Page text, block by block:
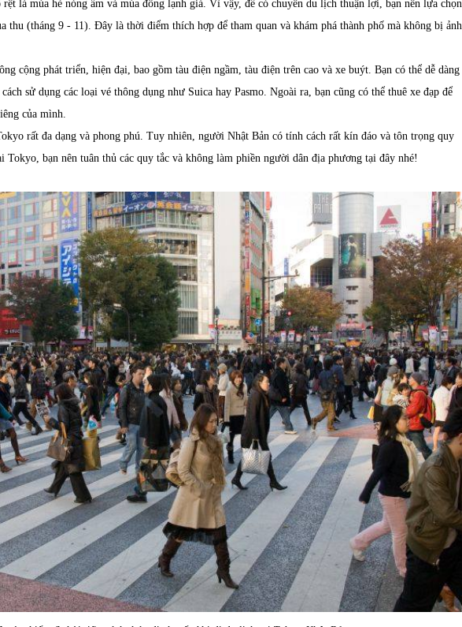
là mùa hè nóng ẩm và mùa đông lạnh giá. Vì vậy, để có chuyến du lịch thuận lợi, bạn nên lựa chọn
thu (tháng 9 - 11). Đây là thời điểm thích hợp để tham quan và khám phá thành phố mà không bị ảnh
cộng phát triển, hiện đại, bao gồm tàu điện ngầm, tàu điện trên cao và xe buýt. Bạn có thể dễ dàng
sử dụng các loại vé thông dụng như Suica hay Pasmo. Ngoài ra, bạn cũng có thể thuê xe đạp để
của mình.
rất đa dạng và phong phú. Tuy nhiên, người Nhật Bản có tính cách rất kín đáo và tôn trọng quy
bạn nên tuân thủ các quy tắc và không làm phiền người dân địa phương tại đây nhé!